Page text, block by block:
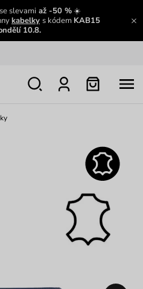
se slevamiaž -50 %☀️
kabelky s kódem KAB15
10.8.